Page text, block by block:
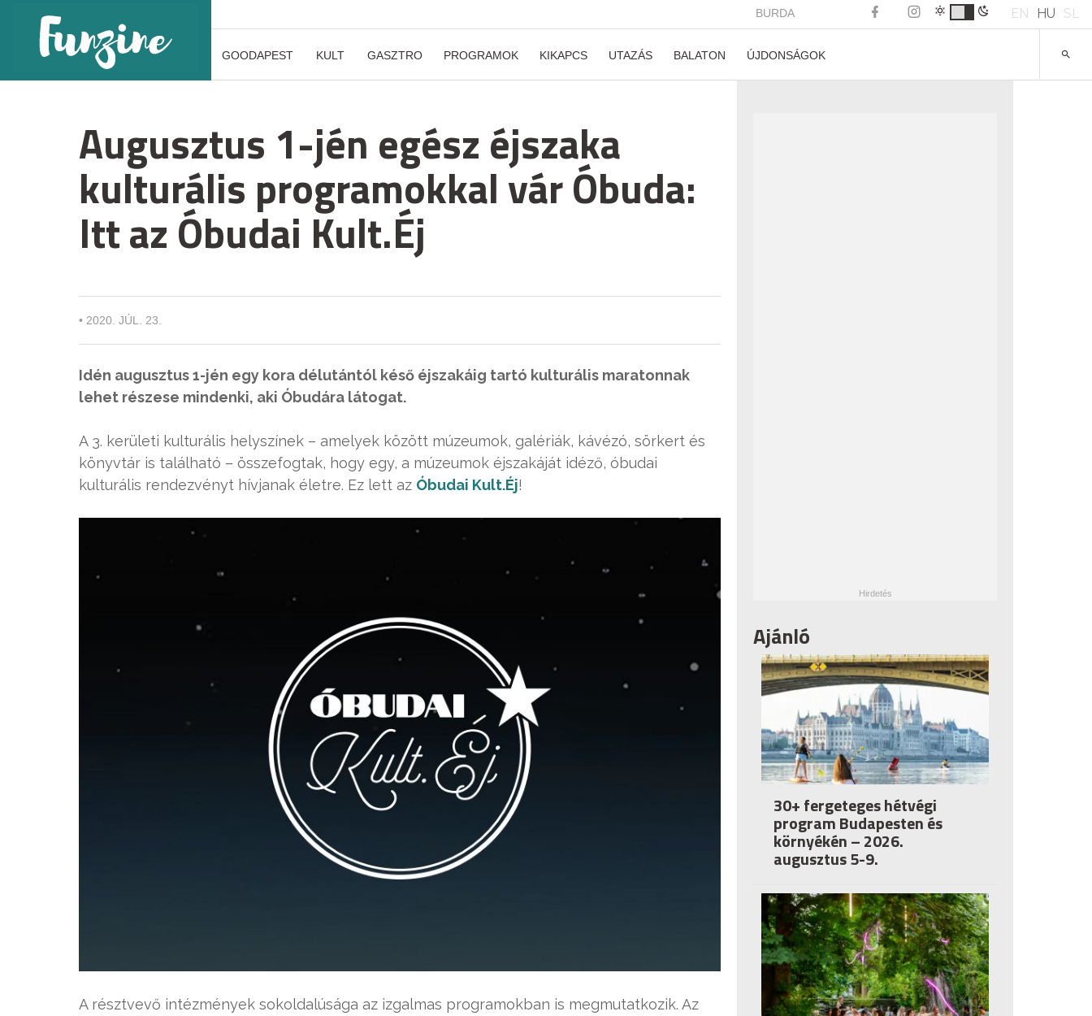
BURDA EN HU SL
GOODAPEST KULT GASZTRO PROGRAMOK KIKAPCS UTAZÁS BALATON ÚJDONSÁGOK
Augusztus 1-jén egész éjszaka
kulturális programokkal vár Óbuda:
Itt az Óbudai Kult.Éj
• 2020. JÚL. 23.
Idén augusztus 1-jén egy kora délutántól késő éjszakáig tartó kulturális maratonnak
lehet részese mindenki, aki Óbudára látogat.
A 3. kerületi kulturális helyszínek – amelyek között múzeumok, galériák, kávézó, sörkert és
könyvtár is található – összefogtak, hogy egy, a múzeumok éjszakáját idéző, óbudai
kulturális rendezvényt hívjanak életre. Ez lett az Óbudai Kult.Éj!
A résztvevő intézmények sokoldalúsága az izgalmas programokban is megmutatkozik. Az
Ajánló
30+ fergeteges hétvégi
program Budapesten és
környékén – 2026.
augusztus 5-9.